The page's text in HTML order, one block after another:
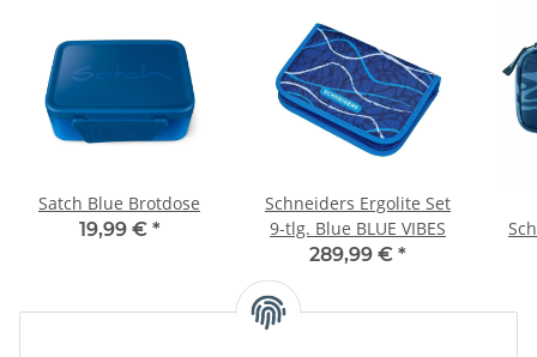
Satch Blue Brotdose
19,99 € *
Schneiders Ergolite Set
9-tlg. Blue BLUE VIBES
289,99 € *